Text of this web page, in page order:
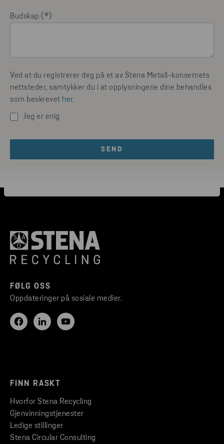
Budskap
Ved at du registrerer deg på et av Stena Metall-konsernets
nettsteder, samtykker du i at opplysningene dine behandles
som beskrevet her.
Jeg er enig
SEND
FØLG OSS
Oppdateringer på sosiale medier.
FINN RASKT
Hvorfor Stena Recycling
Gjenvinningstjenester
Ledige stillinger
Stena Circular Consulting